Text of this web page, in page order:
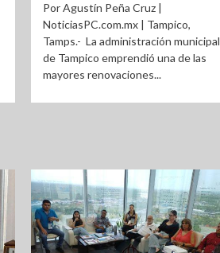
Por Agustín Peña Cruz |
NoticiasPC.com.mx | Tampico,
Tamps.- La administración municipal
de Tampico emprendió una de las
mayores renovaciones...